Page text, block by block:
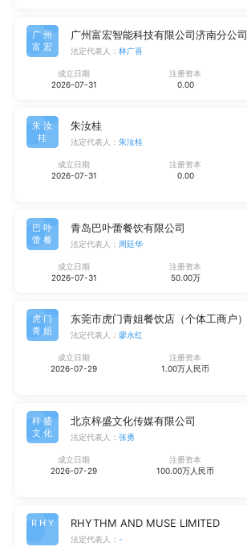
广州
富宏
广州富宏智能科技有限公司济南分公司
法定代表人： 林广喜
成立日期
2026-07-31
注册资本
0.00
朱汝
桂
朱汝桂
法定代表人： 朱汝桂
成立日期
2026-07-31
注册资本
0.00
巴卟
蕾餐
青岛巴卟蕾餐饮有限公司
法定代表人： 周廷华
成立日期
2026-07-31
注册资本
50.00万
虎门
青姐
东莞市虎门青姐餐饮店（个体工商户）
法定代表人： 廖永红
成立日期
2026-07-29
注册资本
1.00万人民币
梓盛
文化
北京梓盛文化传媒有限公司
法定代表人： 张勇
成立日期
2026-07-29
注册资本
100.00万人民币
RHYT RHYTHM AND MUSE LIMITED
法定代表人： -